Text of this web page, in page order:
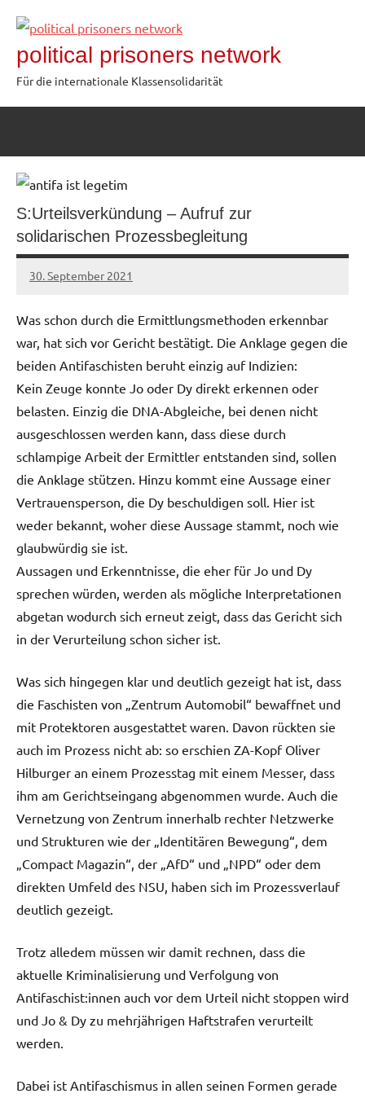
Inhalt
springen
political prisoners network
Für die internationale Klassensolidarität
S:Urteilsverkündung – Aufruf zur
solidarischen Prozessbegleitung
30. September 2021
network
Was schon durch die Ermittlungsmethoden erkennbar
war, hat sich vor Gericht bestätigt. Die Anklage gegen die
beiden Antifaschisten beruht einzig auf Indizien:
Kein Zeuge konnte Jo oder Dy direkt erkennen oder
belasten. Einzig die DNA-Abgleiche, bei denen nicht
ausgeschlossen werden kann, dass diese durch
schlampige Arbeit der Ermittler entstanden sind, sollen
die Anklage stützen. Hinzu kommt eine Aussage einer
Vertrauensperson, die Dy beschuldigen soll. Hier ist
weder bekannt, woher diese Aussage stammt, noch wie
glaubwürdig sie ist.
Aussagen und Erkenntnisse, die eher für Jo und Dy
sprechen würden, werden als mögliche Interpretationen
abgetan wodurch sich erneut zeigt, dass das Gericht sich
in der Verurteilung schon sicher ist.
Was sich hingegen klar und deutlich gezeigt hat ist, dass
die Faschisten von „Zentrum Automobil“ bewaffnet und
mit Protektoren ausgestattet waren. Davon rückten sie
auch im Prozess nicht ab: so erschien ZA-Kopf Oliver
Hilburger an einem Prozesstag mit einem Messer, dass
ihm am Gerichtseingang abgenommen wurde. Auch die
Vernetzung von Zentrum innerhalb rechter Netzwerke
und Strukturen wie der „Identitären Bewegung“, dem
„Compact Magazin“, der „AfD“ und „NPD“ oder dem
direkten Umfeld des NSU, haben sich im Prozessverlauf
deutlich gezeigt.
Trotz alledem müssen wir damit rechnen, dass die
aktuelle Kriminalisierung und Verfolgung von
Antifaschist:innen auch vor dem Urteil nicht stoppen wird
und Jo & Dy zu mehrjährigen Haftstrafen verurteilt
werden.
Dabei ist Antifaschismus in allen seinen Formen gerade